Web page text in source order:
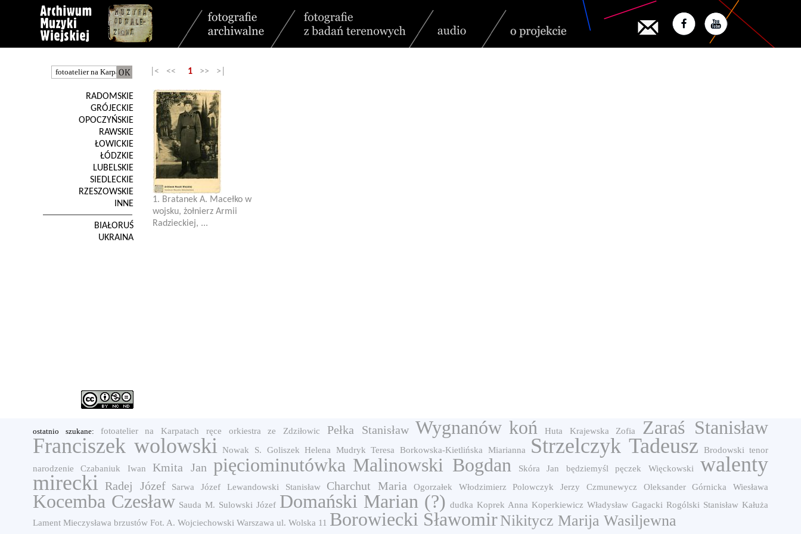
RADOMSKIE
GRÓJECKIE
OPOCZYŃSKIE
RAWSKIE
ŁOWICKIE
ŁÓDZKIE
LUBELSKIE
SIEDLECKIE
RZESZOWSKIE
INNE
BIAŁORUŚ
UKRAINA
|< << 1 >> >|
1. Bratanek A. Macełko w
wojsku, żołnierz Armii
Radzieckiej, ...
ostatnio szukane: fotoatelier na Karpatach ręce orkiestra ze Zdziłowic Pełka Stanisław Wygnanów koń Huta Krajewska Zofia Zaraś Stanisław
Franciszek wolowski Nowak S. Goliszek Helena Mudryk Teresa Borkowska-Kietlińska Miarianna Strzelczyk Tadeusz Brodowski tenor
narodzenie
Czabaniuk Iwan Kmita Jan pięciominutówka Malinowski Bogdan Skóra Jan będziemyśl pęczek Więckowski walenty
mirecki Radej Józef Sarwa Józef Lewandowski Stanisław Charchut Maria Ogorzałek Włodzimierz Polowczyk Jerzy Czmunewycz Oleksander Górnicka Wiesława
Kocemba Czesław Sauda M. Sulowski Józef Domański Marian (?) dudka Koprek Anna Koperkiewicz Władysław Gagacki Rogólski Stanisław Kałuża
Lament Mieczysława brzustów Fot. A. Wojciechowski Warszawa ul. Wolska 11 Borowiecki SławomirNikitycz Marija Wasiljewna